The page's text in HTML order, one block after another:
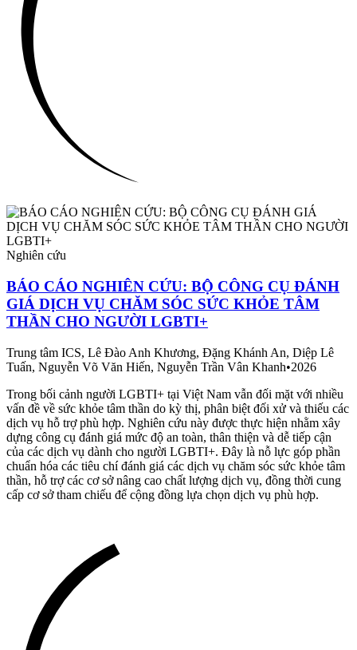
Nghiên cứu
BÁO CÁO NGHIÊN CỨU: BỘ CÔNG CỤ ĐÁNH
GIÁ DỊCH VỤ CHĂM SÓC SỨC KHỎE TÂM
THẦN CHO NGƯỜI LGBTI+
Trung tâm ICS, Lê Đào Anh Khương, Đặng Khánh An, Diệp Lê
Tuấn, Nguyễn Võ Văn Hiến, Nguyễn Trần Vân Khanh•2026
Trong bối cảnh người LGBTI+ tại Việt Nam vẫn đối mặt với nhiều
vấn đề về sức khỏe tâm thần do kỳ thị, phân biệt đối xử và thiếu các
dịch vụ hỗ trợ phù hợp. Nghiên cứu này được thực hiện nhằm xây
dựng công cụ đánh giá mức độ an toàn, thân thiện và dễ tiếp cận
của các dịch vụ dành cho người LGBTI+. Đây là nỗ lực góp phần
chuẩn hóa các tiêu chí đánh giá các dịch vụ chăm sóc sức khỏe tâm
thần, hỗ trợ các cơ sở nâng cao chất lượng dịch vụ, đồng thời cung
cấp cơ sở tham chiếu để cộng đồng lựa chọn dịch vụ phù hợp.